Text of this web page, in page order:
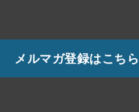
メルマガ登録はこちら